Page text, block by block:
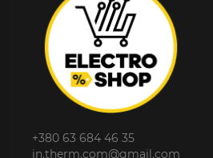
+380 63 684 46 35
in.therm.com@gmail.com